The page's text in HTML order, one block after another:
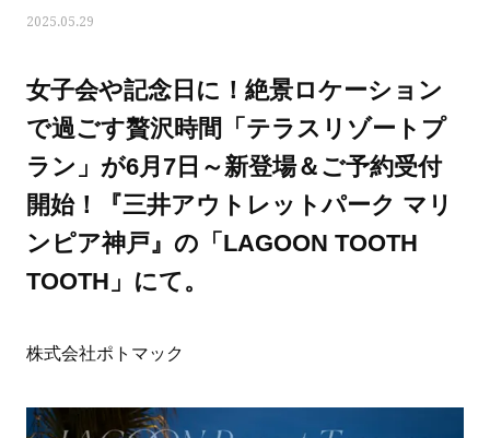
ママとパパに贈る「ジェンダーレ
2025.05.29
女子会や記念日に！絶景ロケーション
で過ごす贅沢時間「テラスリゾートプ
ラン」が6月7日～新登場＆ご予約受付
開始！『三井アウトレットパーク マリ
ンピア神戸』の「LAGOON TOOTH
TOOTH」にて。
株式会社ポトマック